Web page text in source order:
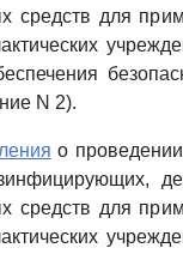
средств для
N 2).
о
средств для